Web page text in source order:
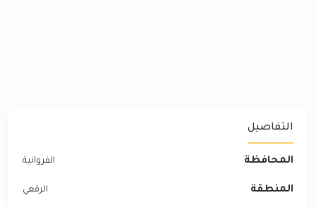
التفاصيل
المحافظة الفروانية
المنطقة الرقعي